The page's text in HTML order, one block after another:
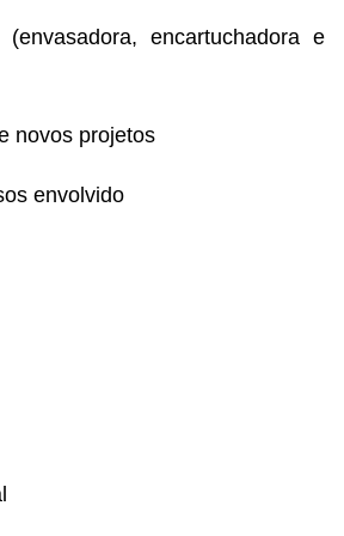
encartuchadora e
novos projetos
envolvido